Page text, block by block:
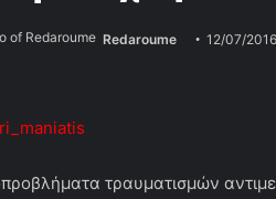
Redaroume 12/07/2016
τραυματισμών